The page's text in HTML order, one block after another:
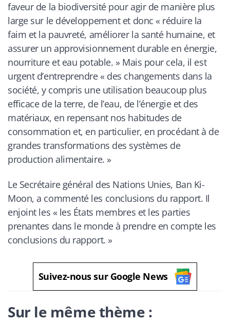
faveur de la biodiversité pour agir de manière plus
large sur le développement et donc « réduire la
faim et la pauvreté, améliorer la santé humaine, et
assurer un approvisionnement durable en énergie,
nourriture et eau potable. » Mais pour cela, il est
urgent d’entreprendre « des changements dans la
société, y compris une utilisation beaucoup plus
efficace de la terre, de l’eau, de l’énergie et des
matériaux, en repensant nos habitudes de
consommation et, en particulier, en procédant à de
grandes transformations des systèmes de
production alimentaire. »
Le Secrétaire général des Nations Unies, Ban Ki-
Moon, a commenté les conclusions du rapport. Il
enjoint les « les États membres et les parties
prenantes dans le monde à prendre en compte les
conclusions du rapport. »
Suivez-nous sur Google News
Sur le même thème :